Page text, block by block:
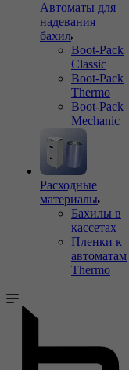
Автоматы для
надевания
бахил
Boot-Pack
Classic
Boot-Pack
Thermo
Boot-Pack
Mechanic
Расходные
материалы
Бахилы в
кассетах
Пленки к
автоматам
Thermo